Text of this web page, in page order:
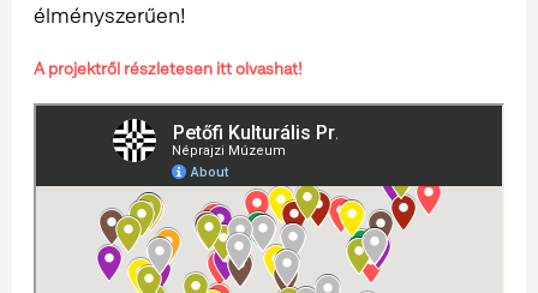
élményszerűen!
A projektről részletesen itt olvashat!